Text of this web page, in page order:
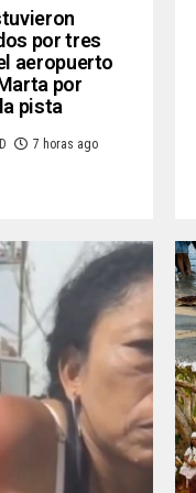
por tres
aeropuerto
por
pista
7 horas ago